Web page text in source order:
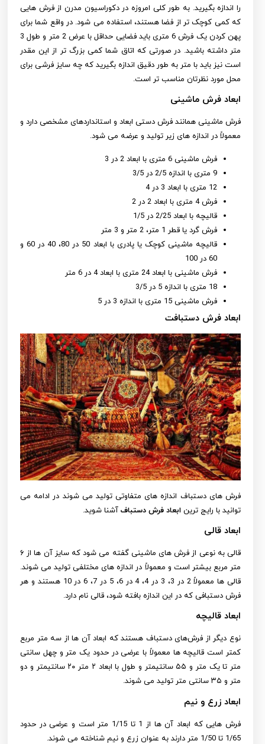
را اندازه بگیرید. به طور کلی امروزه در دکوراسیون مدرن از فرش هایی
که کمی کوچک تر از فضا هستند، استفاده می شود. در واقع شما برای
پهن کردن یک فرش 6 متری باید فضایی حداقل با عرض 2 متر و طول 3
متر داشته باشید. در صورتی که اتاق شما کمی بزرگ تر از این مقدر
است نیز باید با متر به طور دقیق اندازه بگیرید که چه سایز فرشی برای
محل مورد نظرتان مناسب تر است.
ابعاد فرش ماشینی
فرش ماشینی همانند فرش دستی ابعاد و استانداردهای مشخصی دارد و
معمولاً در اندازه های زیر تولید و عرضه می شود.
فرش ماشینی 6 متری با ابعاد 2 در 3
9 متری با اندازه 2/5 در 3/5
12 متری با ابعاد 3 در 4
فرش 4 متری با ابعاد 2 در 2
قالیچه با ابعاد 2/25 در 1/5
فرش گرد یا قطر 1 متر، 2 متر و 3 متر
قالیچه ماشینی کوچک یا پادری با ابعاد 50 در 80، 40 در 60 و
60 در 100
فرش ماشینی با ابعاد 24 متری با ابعاد 4 در 6 متر
18 متری با اندازه 5 در 3/5
فرش ماشینی 15 متری با اندازه 3 در 5
ابعاد فرش دستبافت
فرش های دستباف اندازه های متفاوتی تولید می شوند در ادامه می
توانید با رایج ترین ابعاد فرش دستباف آشنا شوید.
ابعاد قالی
قالی به نوعی از فرش های ماشینی گفته می شود که سایز آن ها از ۶
متر مربع بیشتر است و معمولاً در اندازه های مختلفی تولید می شوند.
قالی ها معمولاً 2 در 3، 3 در 4، 4 در 6، 5 در 7، 6 در 10 هستند و هر
فرش دستبافی که در این اندازه بافته شود، قالی نام دارد.
ابعاد قالیچه
نوع دیگر از فرش‌های دستباف هستند که ابعاد آن ها از سه متر مربع
کمتر است قالیچه ها معمولاً با عرضی در حدود یک متر و چهل سانتی
متر تا یک متر و ۵۵ سانتیمتر و طول با ابعاد ۲ متر ۲۰ سانتیمتر و دو
متر و ۳۵ سانتی متر تولید می شوند.
ابعاد زرع و نیم
فرش هایی که ابعاد آن ها از 1 تا 1/15 متر است و عرضی در حدود
1/65 تا 1/50 متر دارند به عنوان زرع و نیم شناخته می شوند.